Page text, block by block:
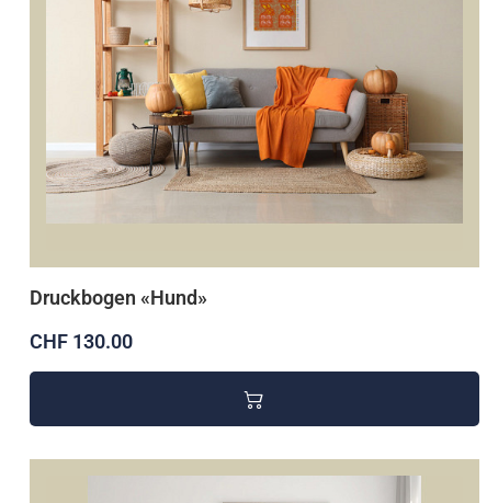
Druckbogen «Hund»
CHF 130.00